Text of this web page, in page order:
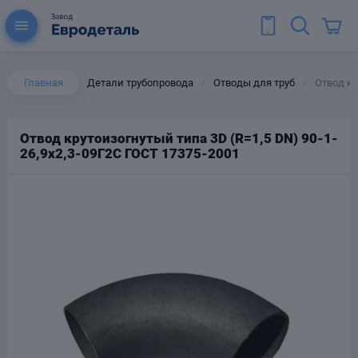
Главная Детали трубопровода Отводы для труб Отвод
Отвод крутоизогнутый типа 3D (R=1,5 DN) 90-1-
26,9х2,3-09Г2С ГОСТ 17375-2001
для труб